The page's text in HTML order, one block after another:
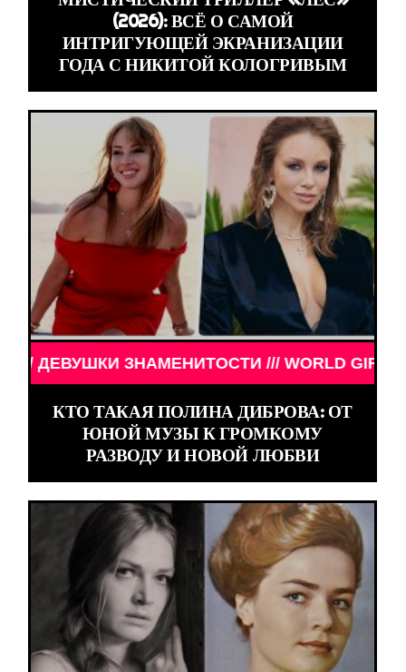
(2026): ВСЁ О САМОЙ
ИНТРИГУЮЩЕЙ ЭКРАНИЗАЦИИ
ГОДА С НИКИТОЙ КОЛОГРИВЫМ
ЗНАМЕНИТОСТИ /// WORLD GIRLS ///
КТО ТАКАЯ ПОЛИНА ДИБРОВА: ОТ
ЮНОЙ МУЗЫ К ГРОМКОМУ
РАЗВОДУ И НОВОЙ ЛЮБВИ